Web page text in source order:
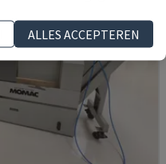
ALLES ACCEPTEREN